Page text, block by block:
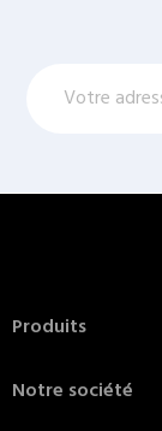
Produits
Notre société